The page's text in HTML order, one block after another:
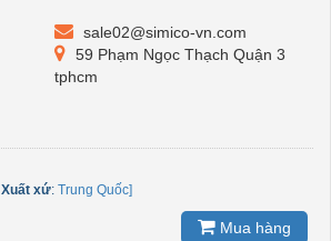
sale02@simico-vn.com
59 Phạm Ngọc Thạch Quận 3
tphcm
Xuất xứ: Trung Quốc]
Mua hàng